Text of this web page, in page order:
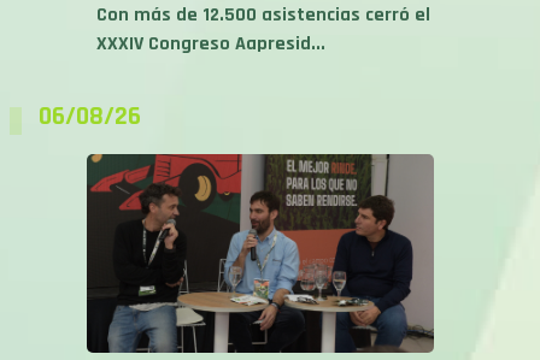
Con más de 12.500 asistencias cerró el
XXXIV Congreso Aapresid...
06/08/26